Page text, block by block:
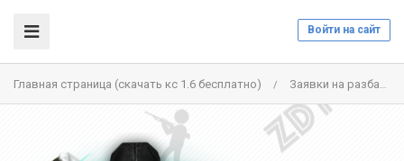
Войти на сайт
Главная страница (скачать кс 1.6 бесплатно) / Заявки на разбан